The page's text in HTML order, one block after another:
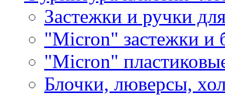
Застежки и ручки
"Micron" застежки и
"Micron"
Блочки, люверсы,